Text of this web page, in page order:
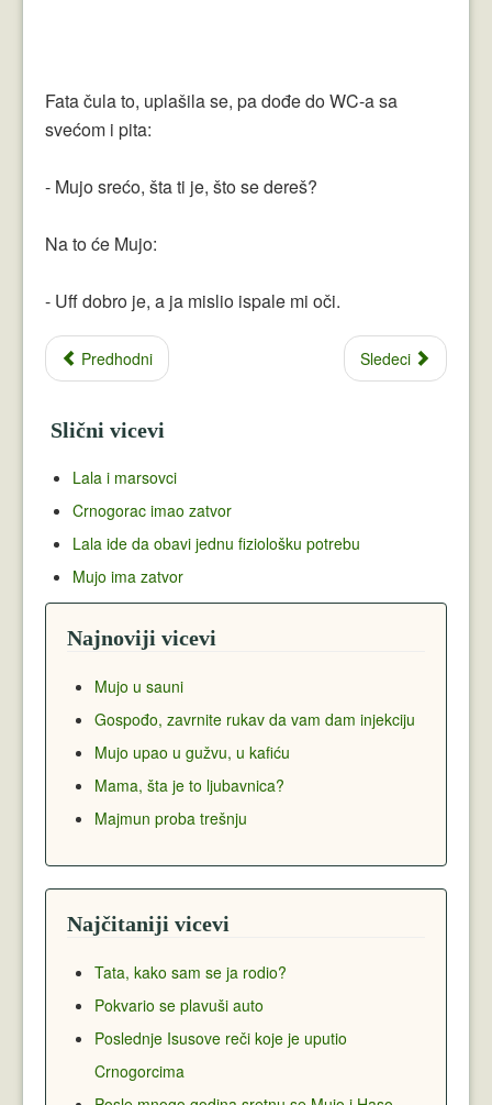
Fata čula to, uplašila se, pa dođe do WC-a sa
svećom i pita:
- Mujo srećo, šta ti je, što se dereš?
Na to će Mujo:
- Uff dobro je, a ja mislio ispale mi oči.
Predhodni Sledeci
Slični vicevi
Lala i marsovci
Crnogorac imao zatvor
Lala ide da obavi jednu fiziološku potrebu
Mujo ima zatvor
Najnoviji vicevi
Mujo u sauni
Gospođo, zavrnite rukav da vam dam injekciju
Mujo upao u gužvu, u kafiću
Mama, šta je to ljubavnica?
Majmun proba trešnju
Najčitaniji vicevi
Tata, kako sam se ja rodio?
Pokvario se plavuši auto
Poslednje Isusove reči koje je uputio
Crnogorcima